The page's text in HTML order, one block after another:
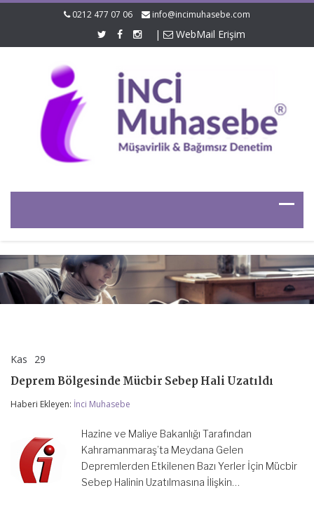
0212 477 07 06 info@incimuhasebe.com
| WebMail Erişim
Kas 29
Mücbir
Hali
Deprem Bölgesinde Mücbir Sebep Hali Uzatıldı
Haberi Ekleyen: İnci Muhasebe
Hazine ve Maliye Bakanlığı Tarafından
Kahramanmaraş’ta Meydana Gelen
Depremlerden Etkilenen Bazı Yerler İçin Mücbir
Sebep Halinin Uzatılmasına İlişkin…